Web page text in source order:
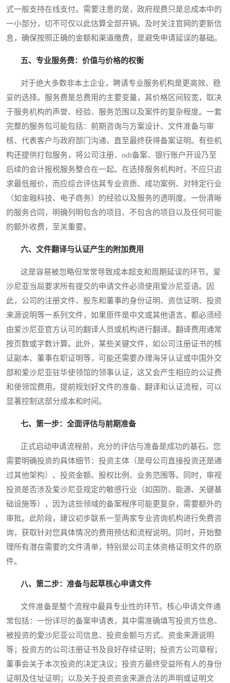
式一般支持在线支付。需要注意的是，政府规费只是总成本中的
一小部分，切不可仅以此估算全部开销。及时关注官网的更新信
息，确保按照正确的金额和渠道缴费，是避免申请延误的基础。
五、专业服务费：价值与价格的权衡
对于绝大多数非本土企业，聘请专业服务机构是更高效、稳
妥的选择。服务费是总费用的主要变量，其价格区间较宽，取决
于服务机构的声誉、经验、服务范围以及案件的复杂程度。一套
完整的服务包可能包括：前期咨询与方案设计、文件准备与审
核、代表客户与政府部门沟通、直至最终获得备案证明。有些机
构还提供打包服务，将公司注册、odi备案、银行账户开设乃至
后续的会计报税服务整合在一起。在选择服务机构时，不应只追
求最低报价，而应综合评估其专业资质、成功案例、对特定行业
（如金融科技、电子商务）的经验以及服务的透明度。一份清晰
的服务合同，明确列明包含的项目、不包含的项目以及任何可能
的额外收费，至关重要。
六、文件翻译与认证产生的附加费用
这是容易被忽略但常常导致成本超支和周期延误的环节。爱
沙尼亚当局要求所有提交的申请文件必须使用爱沙尼亚语。因
此，公司的注册文件、股东和董事的身份证明、资信证明、投资
来源说明等一系列文件，如果原件是中文或其他语言，都必须经
由爱沙尼亚官方认可的翻译人员或机构进行翻译。翻译费用通常
按页数或字数计算。此外，某些关键文件，如公司注册证书的核
证副本、董事在职证明等，可能还需要办理海牙认证或中国外交
部和爱沙尼亚驻华使领馆的领事认证，这又会产生相应的公证费
和使领馆费用。提前规划好文件的准备、翻译和认证流程，可以
显著控制这部分成本和时间。
七、第一步：全面评估与前期准备
正式启动申请流程前，充分的评估与准备是成功的基石。您
需要明确投资的具体细节：投资主体（是母公司直接投资还是通
过其他架构）、投资金额、股权比例、业务范围等。同时，审视
投资是否涉及爱沙尼亚规定的敏感行业（如国防、能源、关键基
础设施等），因为这些领域的备案程序可能更复杂，需要额外的
审批。此阶段，建议初步联系一至两家专业咨询机构进行免费咨
询，获取针对您具体情况的费用预估和流程说明。同时，开始整
理所有潜在需要的文件清单，特别是公司主体资格证明文件的原
件。
八、第二步：准备与起草核心申请文件
文件准备是整个流程中最具专业性的环节。核心申请文件通
常包括：一份详尽的备案申请表，其中需准确填写投资方信息、
被投资的愛沙尼亚公司信息、投资金额与方式、资金来源说明
等；投资方的公司注册证书及良好存续证明；投资方公司章程；
董事会关于本次投资的决定决议；投资方最终受益所有人的身份
证明及住址证明；以及关于投资资金来源合法的声明或证明文